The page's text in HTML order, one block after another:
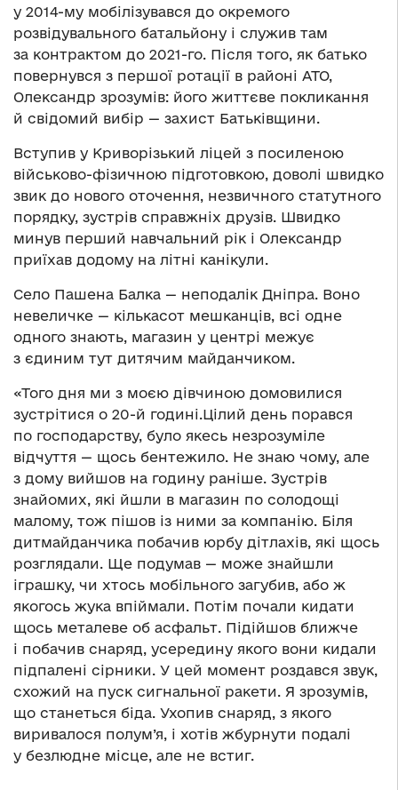
у 2014-му мобілізувався до окремого
розвідувального батальйону і служив там
за контрактом до 2021-го. Після того, як батько
повернувся з першої ротації в районі АТО,
Олександр зрозумів: його життєве покликання
й свідомий вибір — захист Батьківщини.
Вступив у Криворізький ліцей з посиленою
військово-фізичною підготовкою, доволі швидко
звик до нового оточення, незвичного статутного
порядку, зустрів справжніх друзів. Швидко
минув перший навчальний рік і Олександр
приїхав додому на літні канікули.
Село Пашена Балка — неподалік Дніпра. Воно
невеличке — кількасот мешканців, всі одне
одного знають, магазин у центрі межує
з єдиним тут дитячим майданчиком.
«Того дня ми з моєю дівчиною домовилися
зустрітися о 20-й годині.Цілий день порався
по господарству, було якесь незрозуміле
відчуття — щось бентежило. Не знаю чому, але
з дому вийшов на годину раніше. Зустрів
знайомих, які йшли в магазин по солодощі
малому, тож пішов із ними за компанію. Біля
дитмайданчика побачив юрбу дітлахів, які щось
розглядали. Ще подумав — може знайшли
іграшку, чи хтось мобільного загубив, або ж
якогось жука впіймали. Потім почали кидати
щось металеве об асфальт. Підійшов ближче
і побачив снаряд, усередину якого вони кидали
підпалені сірники. У цей момент роздався звук,
схожий на пуск сигнальної ракети. Я зрозумів,
що станеться біда. Ухопив снаряд, з якого
виривалося полум’я, і хотів жбурнути подалі
у безлюдне місце, але не встиг.